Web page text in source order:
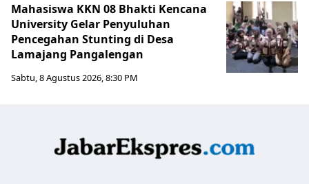
Mahasiswa KKN 08 Bhakti Kencana
University Gelar Penyuluhan
Pencegahan Stunting di Desa
Lamajang Pangalengan
Sabtu, 8 Agustus 2026, 8:30 PM